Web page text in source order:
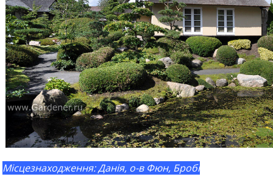
Місцезнаходження: Данія, о-в Фюн, Бробі